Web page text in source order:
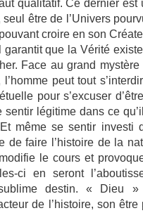
qualitatif. Ce dernier est
être de l’Univers
croire en son
garantit que la Vérité
Face au grand
peut tout
pour s’excuser
sentir légitime dans ce
même se sentir investi
de faire l’histoire de la
le cours et
ci en seront
destin. « Dieu »
de l’histoire, son